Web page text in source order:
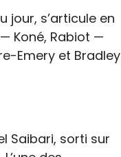
jour, s’articule en
Koné, Rabiot —
Emery et Bradley
Saibari, sorti sur